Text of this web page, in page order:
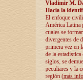
Vladímir M.
Hacia la
El enfoque
América Latina
cuales se
divergentes de
primera vez en
de la
siglos, se
peculiares y la
región (más